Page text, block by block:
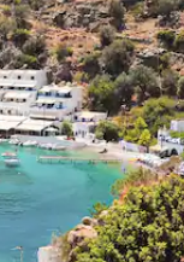
prsta.